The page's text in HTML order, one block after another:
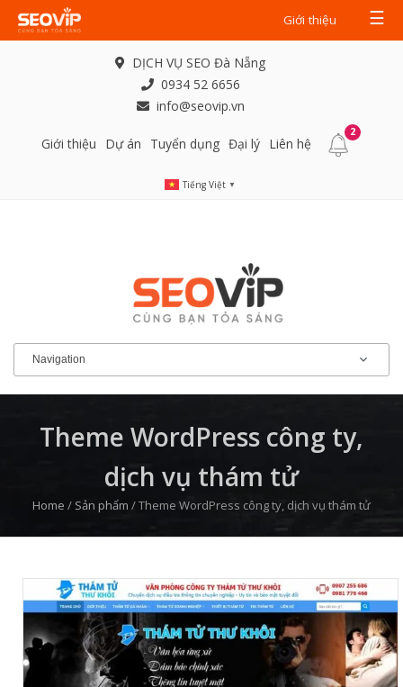
Giới thiệu ☰
DỊCH VỤ SEO Đà Nẵng
0934 52 6656
info@seovip.vn
Giới thiệu Dự án Tuyển dụng Đại lý Liên hệ
2
Tiếng Việt ▼
Theme WordPress công ty,
dịch vụ thám tử
Home / Sản phẩm /Theme WordPress công ty, dịch vụ thám tử